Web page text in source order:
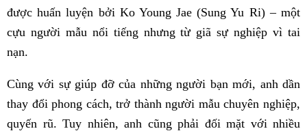
được huấn luyện bởi Ko Young Jae (Sung Yu Ri) – một
cựu người mẫu nổi tiếng nhưng từ giã sự nghiệp vì tai
nạn.
Cùng với sự giúp đỡ của những người bạn mới, anh dần
thay đổi phong cách, trở thành người mẫu chuyên nghiệp,
quyến rũ. Tuy nhiên, anh cũng phải đối mặt với nhiều